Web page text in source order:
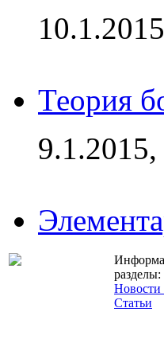
Теория
разделы:
Новости
Статьи